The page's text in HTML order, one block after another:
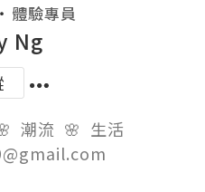
・ 體驗專員
Ng
潮流  🌸  生活